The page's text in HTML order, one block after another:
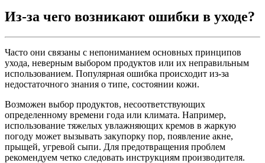
Из-за чего возникают ошибки в уходе?
Часто они связаны с непониманием основных принципов
ухода, неверным выбором продуктов или их неправильным
использованием. Популярная ошибка происходит из-за
недостаточного знания о типе, состоянии кожи.
Возможен выбор продуктов, несоответствующих
определенному времени года или климата. Например,
использование тяжелых увлажняющих кремов в жаркую
погоду может вызывать закупорку пор, появление акне,
прыщей, угревой сыпи. Для предотвращения проблем
рекомендуем четко следовать инструкциям производителя.